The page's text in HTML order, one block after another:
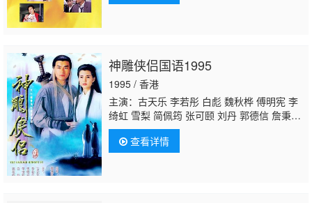
神雕侠侣国语1995
1995 / 香港
主演：古天乐 李若彤 白彪 魏秋桦 傅明宪 李
绮虹 雪梨 简佩筠 张可颐 刘丹 郭德信 詹秉
熙 朱铁和 骆应钧 吴家辉 李家强 戴志伟 江
毅 黄仲匡 张翼 苏玉华 黎耀祥 李国麟 吴家
乐 李子雄 何洁珊 李耀景 冯晓文 刘江 李丽
查看详情